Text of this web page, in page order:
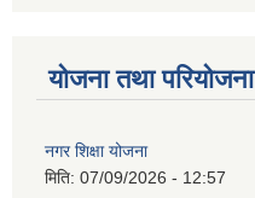
योजना तथा परियोजना
नगर शिक्षा योजना
मिति: 07/09/2026 - 12:57